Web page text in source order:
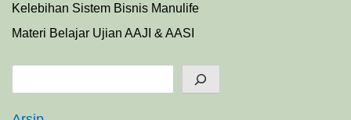
Kelebihan Sistem Bisnis Manulife
Materi Belajar Ujian AAJI & AASI